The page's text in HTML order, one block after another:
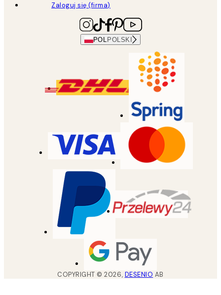
Zaloguj się (firma)
POL POLSKI
COPYRIGHT ©2026, DESENIO AB